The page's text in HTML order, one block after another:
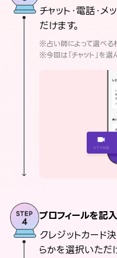
チャット・電話・
だけます。
※占い師によって選べる
※今回は「チャット」を
プロフィールを記
クレジットカード
らかを選択いただ